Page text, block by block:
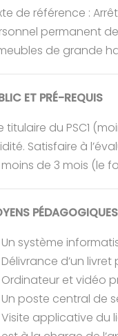
de référence :
permanent
de grande
ET PRÉ-REQUIS
titulaire du PSC1
Satisfaire à
de 3 mois (le
Un système
Délivrance d’un
Ordinateur et vidéo
Un poste central de
Visite applicative du